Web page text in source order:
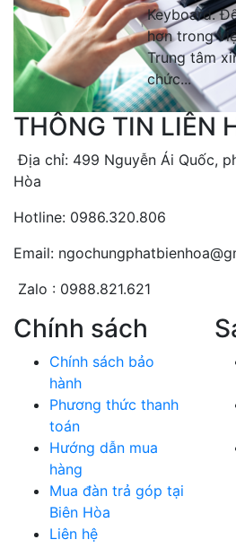
Keyboard.
hơn trong
Trung tâm
chức...
THÔNG TIN LIÊN
Địa chỉ: 499 Nguyễn Ái Quốc,
Hòa
Hotline: 0986.320.806
Email:
Zalo : 0988.821.621
Chính sách
Chính sách bảo
hành
Phương thức thanh
toán
Hướng dẫn mua
hàng
Mua đàn trả góp tại
Biên Hòa
Liên hệ